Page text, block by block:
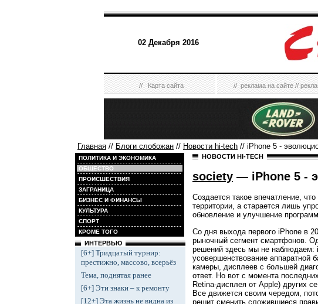
02 Декабря 2016
//Карта сайта //реклама на сайте//
Главная // Блоги слобожан // Новости hi-tech // iPhone 5 -
ПОЛИТИКА И ЭКОНОМИКА
ОБЩЕСТВО
ПРОИСШЕСТВИЯ
ЗАГРАНИЦА
БИЗНЕС И ФИНАНСЫ
КУЛЬТУРА
СПОРТ
КРОМЕ ТОГО
ИНТЕРВЬЮ
[6+] Тридцатый турнир:
престижно, массово, всерьёз
Тема, поднятая ранее
[6+] Эти знаки – к ремонту
[12+] Эта жизнь не видна из
НОВОСТИ HI-TECH
society — iPhone 5 -
Создается такое впечатление,
территории, а старается лишь
обновление и улучшение
Со дня выхода первого iPhone в
рыночный сегмент смартфонов.
решений здесь мы не наблюдаем:
усовершенствование аппаратной
камеры, дисплеев с большей
ответ. Но вот с момента
Retina-дисплея от Apple) других
Все движется своим чередом,
решит сменить сложившиеся